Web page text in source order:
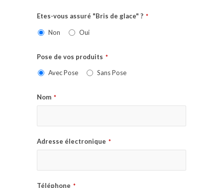
Etes-vous assuré "Bris de glace" ? *
Non Oui
Pose de vos produits *
Avec Pose Sans Pose
Nom *
Adresse électronique *
Téléphone *